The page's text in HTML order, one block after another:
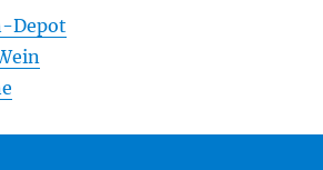
Depot